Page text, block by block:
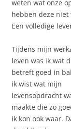
weten wat onze
hebben deze
Een volledige
Tijdens mijn
leven was ik wat
betreft goed in
ik wist wat mijn
levensopdracht
maakte die zo
ik kon ook waar.